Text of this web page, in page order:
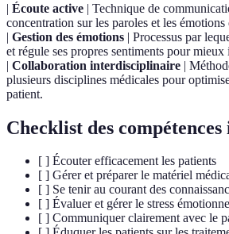
| Écoute active | Technique de
concentration sur les paroles et les émotions
| Gestion des émotions | Processus par
et régule ses propres sentiments pour mieux
| Collaboration interdisciplinaire |
plusieurs disciplines médicales pour
patient.
Checklist des compétences
[ ] Écouter efficacement les patients
[ ] Gérer et préparer le matériel
[ ] Se tenir au courant des
[ ] Évaluer et gérer le stress
[ ] Communiquer clairement avec le